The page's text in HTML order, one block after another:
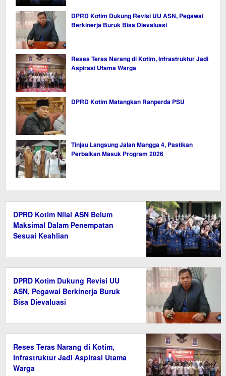
DPRD Kotim Dukung Revisi UU ASN, Pegawai
Berkinerja Buruk Bisa Dievaluasi
Reses Teras Narang di Kotim, Infrastruktur Jadi
Aspirasi Utama Warga
DPRD Kotim Matangkan Ranperda PSU
Tinjau Langsung Jalan Mangga 4, Pastikan
Perbaikan Masuk Program 2026
DPRD Kotim Nilai ASN Belum
Maksimal Dalam Penempatan
Sesuai Keahlian
DPRD Kotim Dukung Revisi UU
ASN, Pegawai Berkinerja Buruk
Bisa Dievaluasi
Reses Teras Narang di Kotim,
Infrastruktur Jadi Aspirasi Utama
Warga